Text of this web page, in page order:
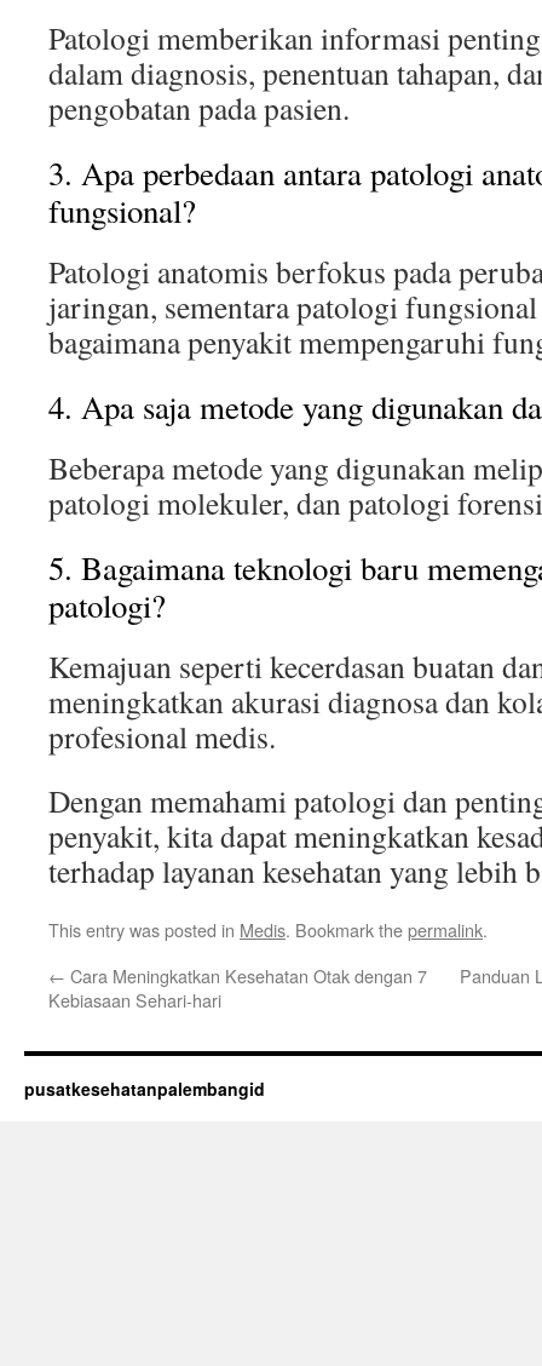
Patologi memberikan informasi
dalam diagnosis, penentuan tahapan,
pengobatan pada pasien.
3. Apa perbedaan antara patologi
fungsional?
Patologi anatomis berfokus pada
jaringan, sementara patologi
bagaimana penyakit mempengaruhi
4. Apa saja metode yang digunakan
Beberapa metode yang digunakan
patologi molekuler, dan patologi
5. Bagaimana teknologi baru
patologi?
Kemajuan seperti kecerdasan buatan
meningkatkan akurasi diagnosa dan
profesional medis.
Dengan memahami patologi dan
penyakit, kita dapat meningkatkan
terhadap layanan kesehatan yang lebih
This entry was posted in Medis. Bookmark thepermalink.
← Cara Meningkatkan Kesehatan Otak dengan 7
Kebiasaan Sehari-hari
Panduan
pusatkesehatanpalembangid